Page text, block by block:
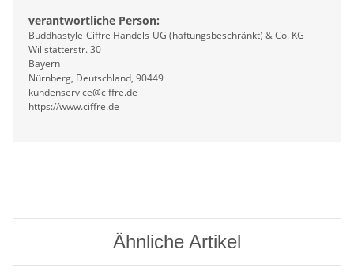
verantwortliche Person:
Buddhastyle-Ciffre Handels-UG (haftungsbeschränkt) & Co. KG
Willstätterstr. 30
Bayern
Nürnberg, Deutschland, 90449
kundenservice@ciffre.de
https://www.ciffre.de
Ähnliche Artikel